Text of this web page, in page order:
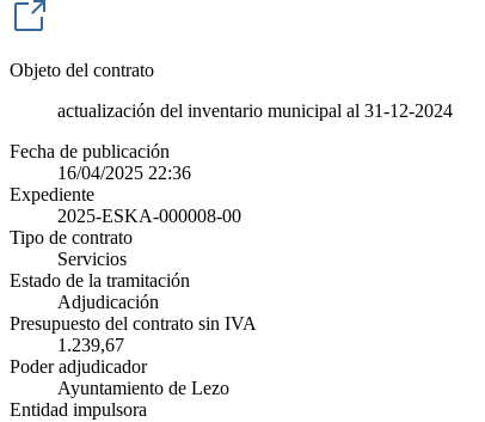
Objeto del contrato
actualización del inventario municipal al 31-12-2024
Fecha de publicación
16/04/2025 22:36
Expediente
2025-ESKA-000008-00
Tipo de contrato
Servicios
Estado de la tramitación
Adjudicación
Presupuesto del contrato sin IVA
1.239,67
Poder adjudicador
Ayuntamiento de Lezo
Entidad impulsora